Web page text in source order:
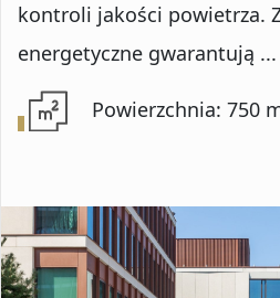
DODATKOWE OPCJE
Rynekwtórny
Oferty specjalne
kontroli jakości powietrza.
energetyczne gwarantują ...
Powierzchnia: 750